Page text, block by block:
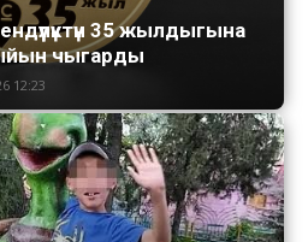
35 жылдыгына
чыгарды
12:23